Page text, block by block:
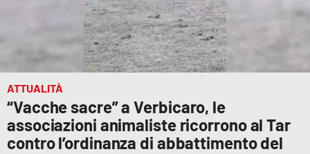
ATTUALITÀ
“Vacche sacre” a Verbicaro, le
associazioni animaliste ricorrono al Tar
contro l’ordinanza di abbattimento del